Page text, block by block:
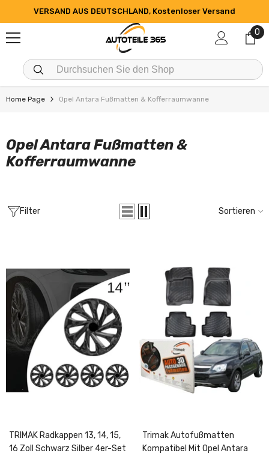
VERSAND AUS DEUTSCHLAND, Kostenloser Versand
0
0
Home Page Opel Antara Fußmatten & Kofferraumwanne
Opel Antara Fußmatten &
Kofferraumwanne
Filter Sortieren
TRIMAK Radkappen 13, 14, 15,
16 Zoll Schwarz Silber 4er-Set
Trimak Autofußmatten
Kompatibel Mit Opel Antara